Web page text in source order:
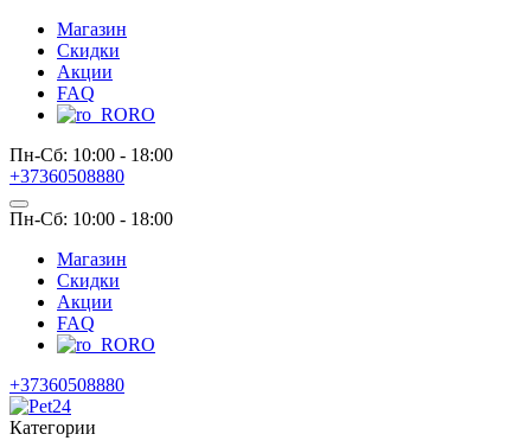
Магазин
Скидки
Акции
FAQ
RO
Пн-Сб: 10:00 - 18:00
+37360508880
Пн-Сб: 10:00 - 18:00
Магазин
Скидки
Акции
FAQ
RO
+37360508880
Категории